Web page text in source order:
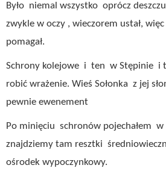
Było niemal wszystko oprócz
zwykle w oczy , wieczorem ustał,
pomagał.
Schrony kolejowe i ten w Stępinie i
robić wrażenie. Wieś Sołonka z jej
pewnie ewenement
Po minięciu schronów pojechałem w
znajdziemy tam resztki
ośrodek wypoczynkowy.